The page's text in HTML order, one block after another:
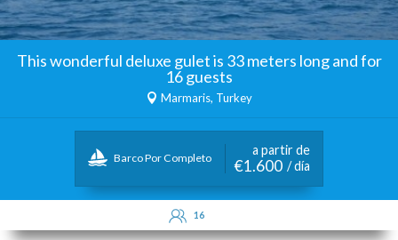
This wonderful deluxe gulet is 33 meters long and for
16 guests
Marmaris, Turkey
Barco Por Completo
a partir de
€1.600 / día
16